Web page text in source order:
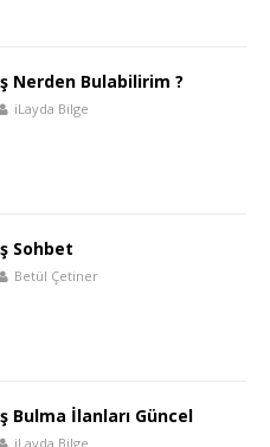
Nerden Bulabilirim ?
iLayda Bilge
Sohbet
Betül Çetiner
Bulma İlanları Güncel
iLayda Bilge